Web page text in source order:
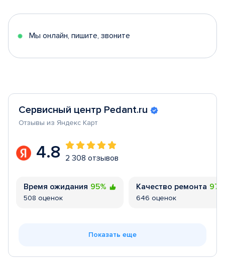
5
Мы онлайн, пишите, звоните
Сервисный центр Pedant.ru
Отзывы из Яндекс Карт
4.8 2 308 отзывов
Время ожидания 95%
508 оценок
Качество ремонта
646 оценок
Показать еще